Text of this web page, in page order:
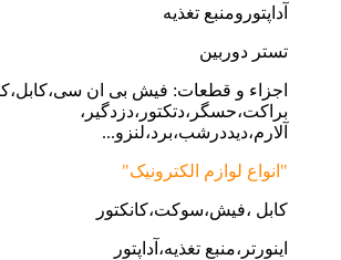
آداپتورومنبع تغذیه
تستر دوربین
اجزاء و قطعات: فیش بی ان
براکت،حسگر،دتکتور،دزدگیر،
آلارم،دیددرشب،برد،لنزو...
"انواع لوازم الکترونیک"
کابل ،فیش،سوکت،کانکتور
اینورتر،منبع تغذیه،آداپتور